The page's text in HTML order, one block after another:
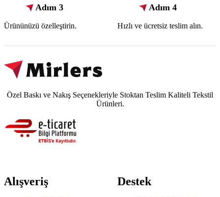
Adım 3
Ürününüzü özelleştirin.
Adım 4
Hızlı ve ücretsiz teslim alın.
Özel Baskı ve Nakış Seçenekleriyle Stoktan Teslim Kaliteli Tekstil
Ürünleri.
Alışveriş Destek